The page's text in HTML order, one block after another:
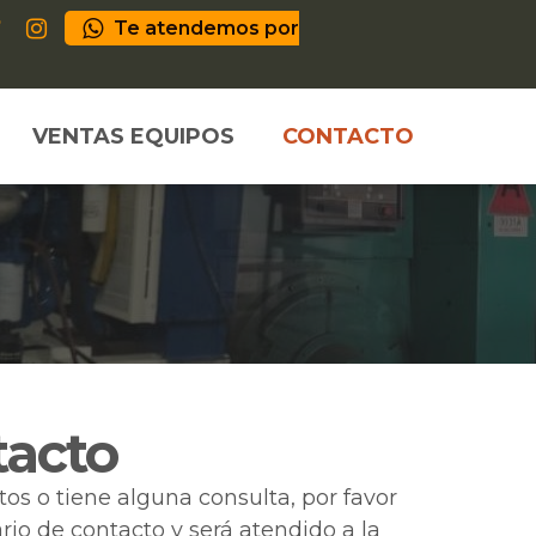
Te atendemos por
VENTAS EQUIPOS CONTACTO
o tiene alguna consulta, por favor
de contacto y será atendido a la